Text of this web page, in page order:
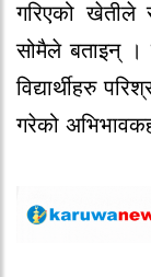
गरिएको खेतीले
सोमैले बताइन् ।
विद्यार्थीहरु
गरेको